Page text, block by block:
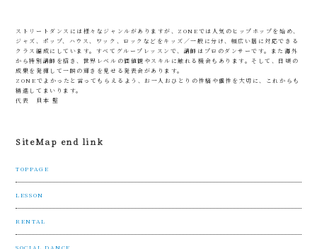
ストリートダンスには様々なジャンルがありますが、ZONEでは人気のヒップホップを始め、
ジャズ、ポップ、ハウス、ワック、ロックなどをキッズ／一般に分け、幅広い層に対応できる
クラス編成にしています。すべてグループレッスンで、講師はプロのダンサーです。また海外
から特別講師を招き、世界レベルの価値観やスキルに触れる機会もあります。そして、日頃の
成果を発揮して一瞬の輝きを見せる発表会があります。
ZONEでよかったと言ってもらえるよう、お一人おひとりの性格や個性を大切に、これからも
精進してまいります。
代表 貝本 堅
SiteMap end link
TOPPAGE
LESSON
RENTAL
SOCIAL DANCE